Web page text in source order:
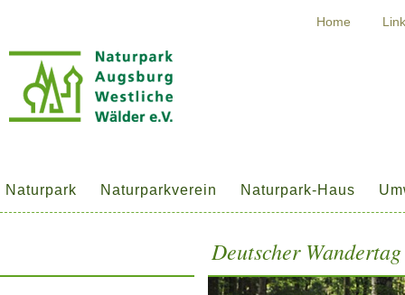
Home
Naturpark Naturparkverein Naturpark-Haus
Deutscher Wandertag